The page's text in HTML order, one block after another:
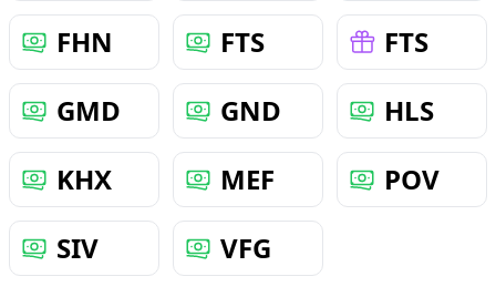
FHN
FTS
FTS
GMD
GND
HLS
KHX
MEF
POV
SIV
VFG